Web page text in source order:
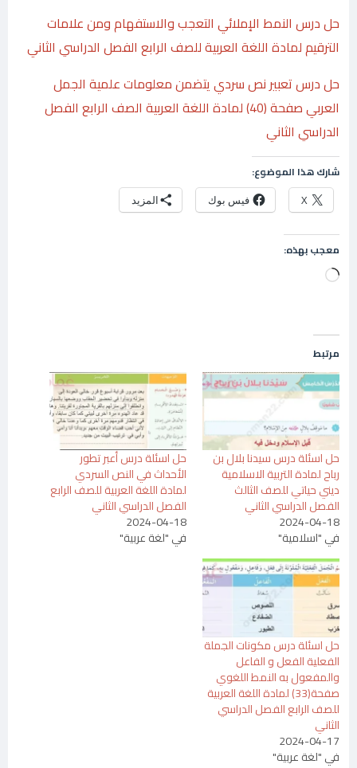
حل درس النمط الإملائي التعجب والاستفهام ومن علامات
الترقيم لمادة اللغة العربية للصف الرابع الفصل الدراسي الثاني
حل درس تعبير نص سردي يتضمن معلومات علمية الجمل
العربي صفحة (40) لمادة اللغة العربية الصف الرابع الفصل
الدراسي الثاني
شارك هذا الموضوع:
X فيس بوك المزيد
معجب بهذه:
جاري
مرتبط
حل اسئلة درس سيدنا بلال بن
رباح لمادة التربية الاسلامية
ديني حياتي للصف الثالث
الفصل الدراسي الثاني
2024-04-18
في "اسلامية"
حل اسئلة درس أعبر تطور
الأحداث في النص السردي
لمادة اللغة العربية للصف الرابع
الفصل الدراسي الثاني
2024-04-18
في "لغة عربية"
حل اسئلة درس مكونات الجملة
الفعلية الفعل و الفاعل
والمفعول به النمط اللغوي
صفحة(33) لمادة اللغة العربية
للصف الرابع الفصل الدراسي
الثاني
2024-04-17
في "لغة عربية"